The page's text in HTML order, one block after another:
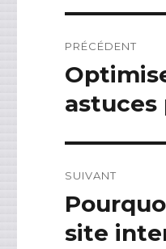
de
l’article
PRÉCÉDENT
Article
précédent :
astuces
SUIVANT
Article
suivant :
site